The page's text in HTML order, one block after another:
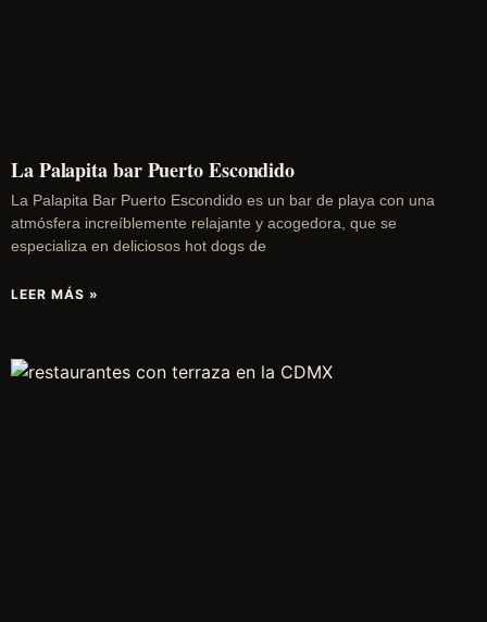
La Palapita bar Puerto Escondido
La Palapita Bar Puerto Escondido es un bar de playa con una
atmósfera increíblemente relajante y acogedora, que se
especializa en deliciosos hot dogs de
LEER MÁS »